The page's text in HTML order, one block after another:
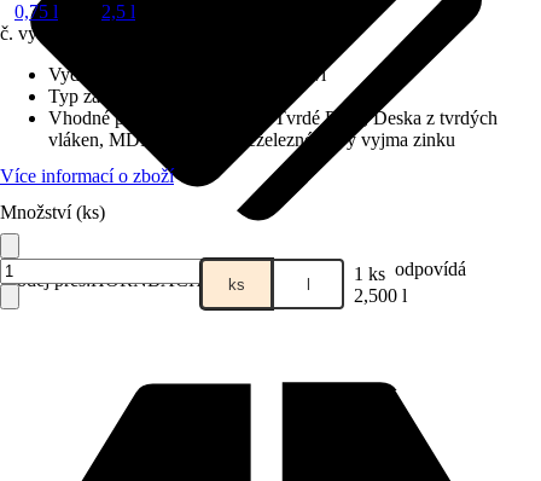
Prodej přes:HORNBACH
0,75 l
2,5 l
č. výrobku
Vydatnost při jednom nátěru
11 m²/l
Typ základu
Vhodné pro podklad
Dřevo, Tvrdé PVC, Deska z tvrdých
vláken, MDF, Železné a neželezné kovy vyjma zinku
Více informací o zboží
Množství (ks)
ks l 1 ks odpovídá
2,500 l